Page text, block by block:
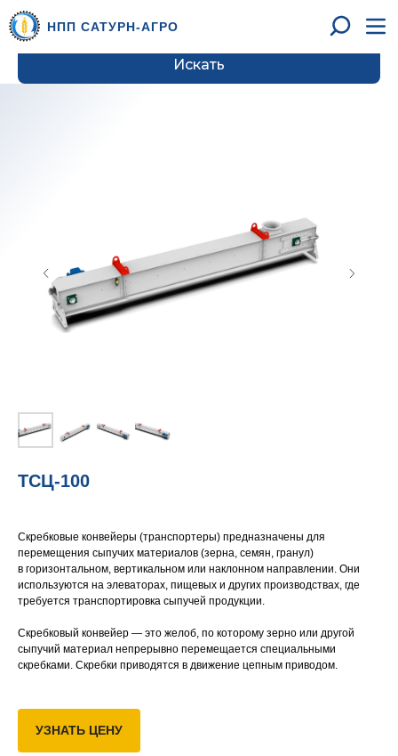
НПП САТУРН-АГРО
Искать
ТСЦ-100
Скребковые конвейеры (транспортеры) предназначены для
перемещения сыпучих материалов (зерна, семян, гранул)
в горизонтальном, вертикальном или наклонном направлении. Они
используются на элеваторах, пищевых и других производствах, где
требуется транспортировка сыпучей продукции.
Скребковый конвейер — это желоб, по которому зерно или другой
сыпучий материал непрерывно перемещается специальными
скребками. Скребки приводятся в движение цепным приводом.
УЗНАТЬ ЦЕНУ